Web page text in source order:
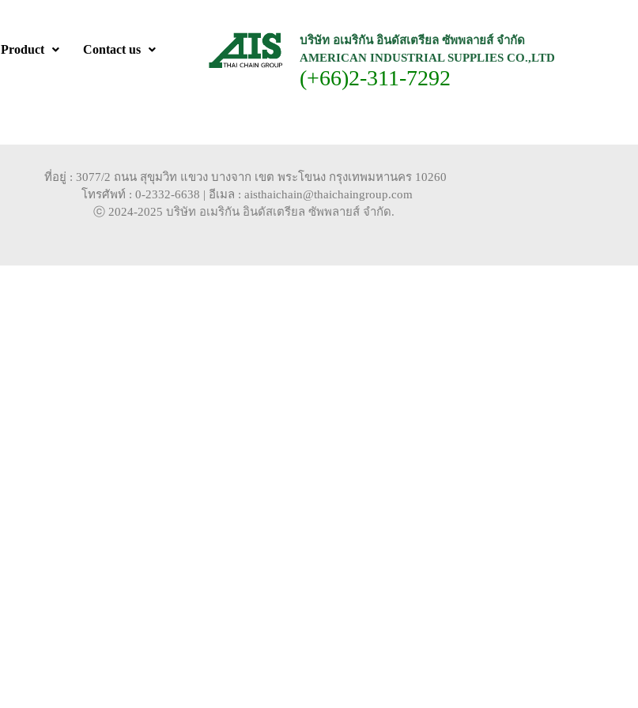
Product Contact us
บริษัท อเมริกัน อินดัสเตรียล ซัพพลายส์ จำกัด
AMERICAN INDUSTRIAL SUPPLIES CO.,LTD
(+66)2-311-7292
ที่อยู่ : 3077/2 ถนน สุขุมวิท แขวง บางจาก เขต พระโขนง กรุงเทพมหานคร 10260
โทรศัพท์ : 0-2332-6638 | อีเมล : aisthaichain@thaichaingroup.com
ⓒ 2024-2025 บริษัท อเมริกัน อินดัสเตรียล ซัพพลายส์ จำกัด.